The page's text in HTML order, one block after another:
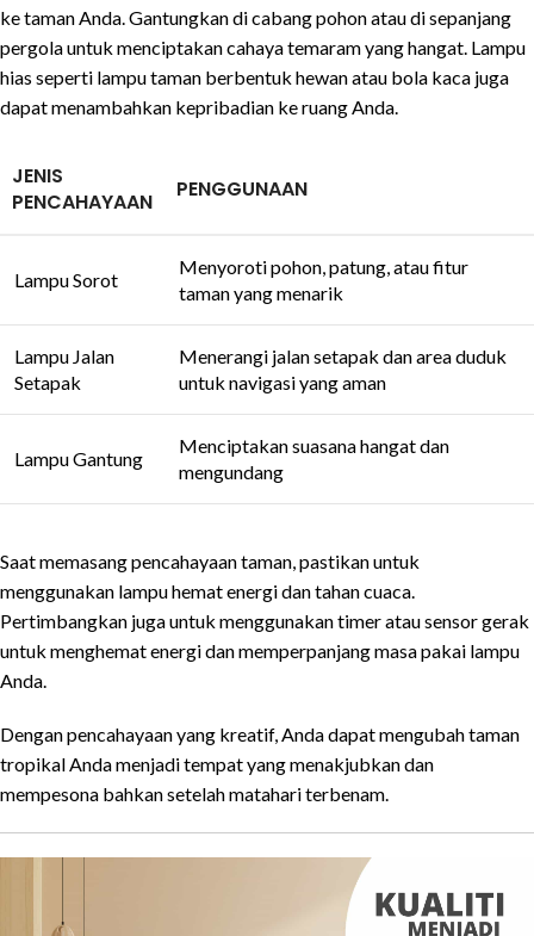
ke taman Anda. Gantungkan di cabang pohon atau di sepanjang
pergola untuk menciptakan cahaya temaram yang hangat. Lampu
hias seperti lampu taman berbentuk hewan atau bola kaca juga
dapat menambahkan kepribadian ke ruang Anda.
JENIS
PENCAHAYAAN
PENGGUNAAN
Lampu Sorot
Menyoroti pohon, patung, atau fitur
taman yang menarik
Lampu Jalan
Setapak
Menerangi jalan setapak dan area duduk
untuk navigasi yang aman
Lampu Gantung
Menciptakan suasana hangat dan
mengundang
Saat memasang pencahayaan taman, pastikan untuk
menggunakan lampu hemat energi dan tahan cuaca.
Pertimbangkan juga untuk menggunakan timer atau sensor gerak
untuk menghemat energi dan memperpanjang masa pakai lampu
Anda.
Dengan pencahayaan yang kreatif, Anda dapat mengubah taman
tropikal Anda menjadi tempat yang menakjubkan dan
mempesona bahkan setelah matahari terbenam.